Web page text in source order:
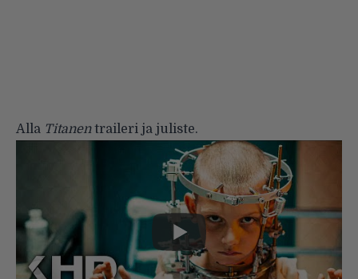
Alla Titanentraileri ja juliste.